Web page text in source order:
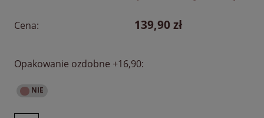
Cena: 139,90 zł
Opakowanie ozdobne +16,90: